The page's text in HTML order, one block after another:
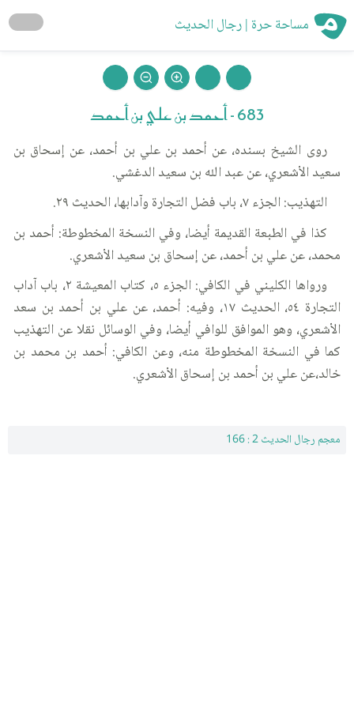
مساحة حرة | رجال الحديث
683 - أحمد بن علي بن أحمد
روى الشيخ بسنده، عن أحمد بن علي بن أحمد، عن إسحاق بن
سعيد الأشعري، عن عبد الله بن سعيد الدغشي.
التهذيب: الجزء ٧، باب فضل التجارة وآدابها، الحديث ٢٩.
كذا في الطبعة القديمة أيضا، وفي النسخة المخطوطة: أحمد بن
محمد، عن علي بن أحمد، عن إسحاق بن سعيد الأشعري.
ورواها الكليني في الكافي: الجزء ٥، كتاب المعيشة ٢، باب آداب
التجارة ٥٤، الحديث ١٧، وفيه: أحمد، عن علي بن أحمد بن سعد
الأشعري، وهو الموافق للوافي أيضا، وفي الوسائل نقلا عن التهذيب
كما في النسخة المخطوطة منه، وعن الكافي: أحمد بن محمد بن
خالد،عن علي بن أحمد بن إسحاق الأشعري.
معجم رجال الحديث 2 : 166